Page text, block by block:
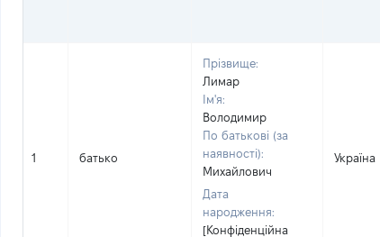
1 батько
Прізвище:
Лимар
Ім'я:
Володимир
По батькові (за
наявності):
Михайлович
Дата
народження:
[Конфіденційна
Україна